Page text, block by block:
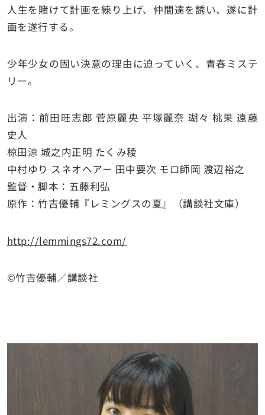
人生を賭けて計画を練り上げ、仲間達を誘い、遂に計
画を遂行する。
少年少女の固い決意の理由に迫っていく、青春ミステ
リー。
出演：前田旺志郎 菅原麗央 平塚麗奈 瑚々 桃果 遠藤
史人
椋田涼 城之内正明 たくみ稜
中村ゆり スネオヘアー 田中要次 モロ師岡 渡辺裕之
監督・脚本：五藤利弘
原作：竹吉優輔『レミングスの夏』（講談社文庫）
http://lemmings72.com/
©竹吉優輔／講談社